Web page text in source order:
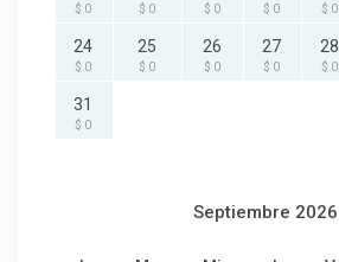
$ 0 $ 0 $ 0 $ 0 $ 0
24
$ 0
25
$ 0
26
$ 0
27
$ 0
28
$ 0
31
$ 0
Septiembre 2026